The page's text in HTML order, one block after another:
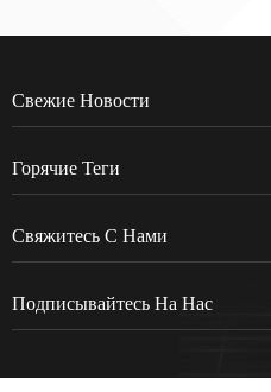
Свежие Новости
Горячие Теги
Свяжитесь С Нами
Подписывайтесь На Нас